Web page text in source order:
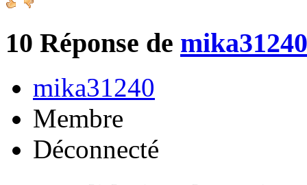
10 Réponse de mika31240
mika31240
Membre
Déconnecté